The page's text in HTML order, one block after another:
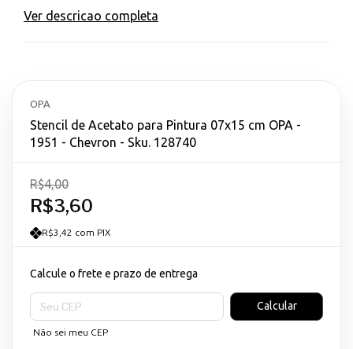
Ver descricao completa
OPA
Stencil de Acetato para Pintura 07x15 cm OPA -
1951 - Chevron - Sku. 128740
R$3,60
R$4,00
R$3,42 com PIX
Calcule o frete e prazo de entrega
Entregas para o CEP:
Calcular
Não sei meu CEP